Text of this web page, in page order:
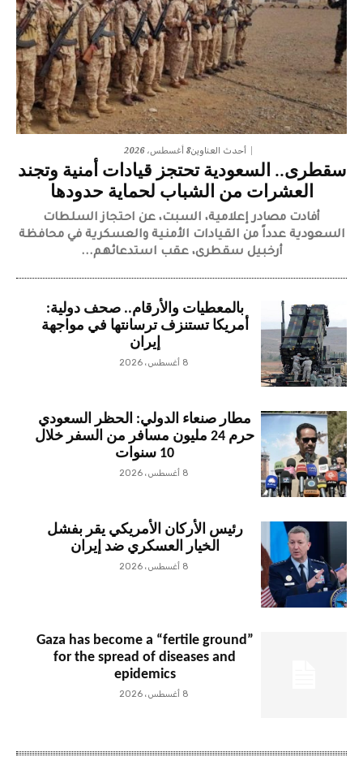
أحدث العناوين8 أغسطس، 2026
سقطرى.. السعودية تحتجز قيادات أمنية وتجند
العشرات من الشباب لحماية حدودها
أفادت مصادر إعلامية، السبت، عن احتجاز السلطات
السعودية عدداً من القيادات الأمنية والعسكرية في محافظة
أرخبيل سقطرى، عقب استدعائهم...
بالمعطيات والأرقام.. صحف دولية:
أمريكا تستنزف ترسانتها في مواجهة
إيران
8 أغسطس، 2026
مطار صنعاء الدولي: الحظر السعودي
حرم 24 مليون مسافر من السفر خلال
10 سنوات
8 أغسطس، 2026
رئيس الأركان الأمريكي يقر بفشل
الخيار العسكري ضد إيران
8 أغسطس، 2026
Gaza has become a “fertile ground”
for the spread of diseases and
epidemics
8 أغسطس، 2026